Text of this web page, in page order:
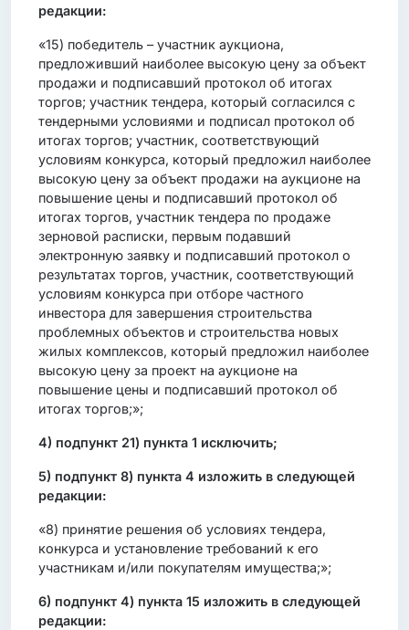
редакции:
«15) победитель – участник аукциона,
предложивший наиболее высокую цену за объект
продажи и подписавший протокол об итогах
торгов; участник тендера, который согласился с
тендерными условиями и подписал протокол об
итогах торгов; участник, соответствующий
условиям конкурса, который предложил наиболее
высокую цену за объект продажи на аукционе на
повышение цены и подписавший протокол об
итогах торгов, участник тендера по продаже
зерновой расписки, первым подавший
электронную заявку и подписавший протокол о
результатах торгов, участник, соответствующий
условиям конкурса при отборе частного
инвестора для завершения строительства
проблемных объектов и строительства новых
жилых комплексов, который предложил наиболее
высокую цену за проект на аукционе на
повышение цены и подписавший протокол об
итогах торгов;»;
4) подпункт 21) пункта 1 исключить;
5) подпункт 8) пункта 4 изложить в следующей
редакции:
«8) принятие решения об условиях тендера,
конкурса и установление требований к его
участникам и/или покупателям имущества;»;
6) подпункт 4) пункта 15 изложить в следующей
редакции: